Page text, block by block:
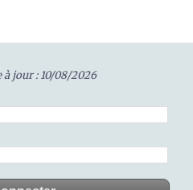
jour : 10/08/2026